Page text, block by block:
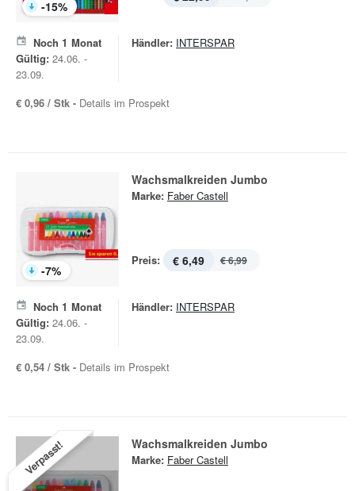
-15%
Noch 1 Monat
Gültig: 24.06. -
23.09.
Händler: INTERSPAR
€ 0,96 / Stk - Details im Prospekt
-7%
Wachsmalkreiden Jumbo
Marke: Faber Castell
Preis: € 6,49 € 6,99
Noch 1 Monat
Gültig: 24.06. -
23.09.
Händler: INTERSPAR
€ 0,54 / Stk - Details im Prospekt
Verpasst! Wachsmalkreiden Jumbo
Marke: Faber Castell